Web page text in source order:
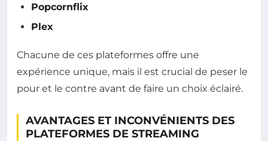
Popcornflix
Plex
Chacune de ces plateformes offre une
expérience unique, mais il est crucial de peser le
pour et le contre avant de faire un choix éclairé.
AVANTAGES ET INCONVÉNIENTS DES
PLATEFORMES DE STREAMING